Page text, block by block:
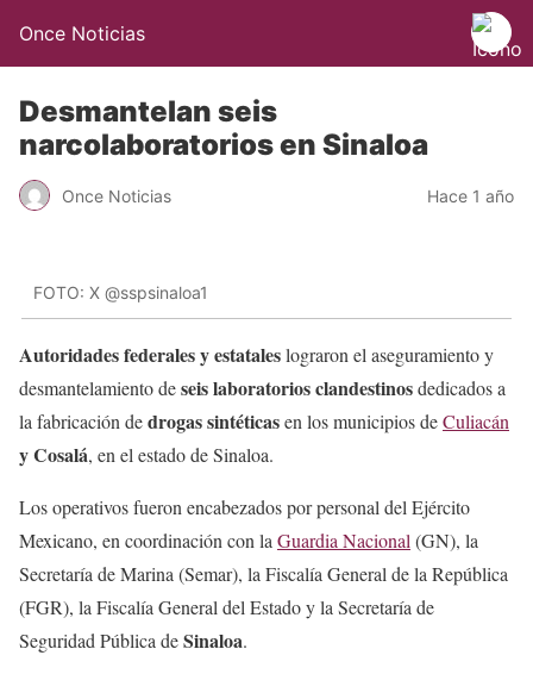
Once Noticias
Desmantelan seis
narcolaboratorios en Sinaloa
Once Noticias Hace 1 año
FOTO: X @sspsinaloa1
Autoridades federales y estataleslograron el aseguramiento y
desmantelamiento deseis laboratorios clandestinosdedicados a
la fabricación dedrogas sintéticasen los municipios deCuliacán
y Cosalá, en el estado de Sinaloa.
Los operativos fueron encabezados por personal del Ejército
Mexicano, en coordinación con la Guardia Nacional (GN), la
Secretaría de Marina (Semar), la Fiscalía General de la República
(FGR), la Fiscalía General del Estado y la Secretaría de
Seguridad Pública deSinaloa.